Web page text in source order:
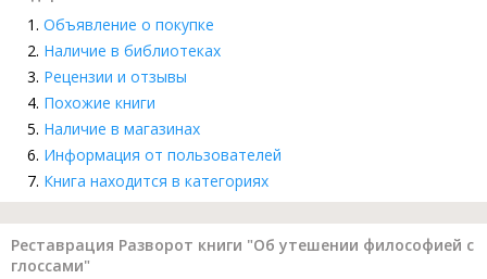
Объявление о покупке
Наличие в библиотеках
Рецензии и отзывы
Похожие книги
Наличие в магазинах
Информация от пользователей
Книга находится в категориях
Реставрация Разворот книги "Об утешении философией с
глоссами"